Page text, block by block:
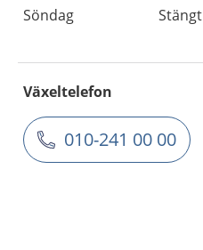
Söndag
Stängt
Växeltelefon
010-241 00 00